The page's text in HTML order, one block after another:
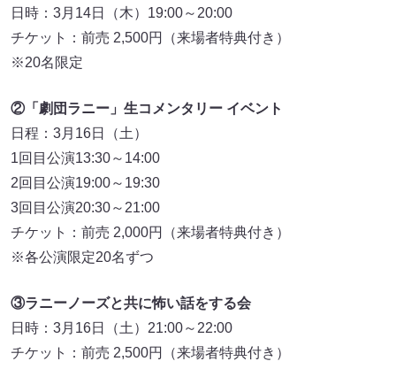
日時：3月14日（木）19:00～20:00
チケット：前売 2,500円（来場者特典付き）
※20名限定
②「劇団ラニー」生コメンタリー イベント
日程：3月16日（土）
1回目公演13:30～14:00
2回目公演19:00～19:30
3回目公演20:30～21:00
チケット：前売 2,000円（来場者特典付き）
※各公演限定20名ずつ
③ラニーノーズと共に怖い話をする会
日時：3月16日（土）21:00～22:00
チケット：前売 2,500円（来場者特典付き）